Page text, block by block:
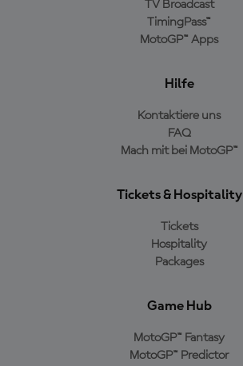
TV Broadcast
TimingPass™
MotoGP™ Apps
Hilfe
Kontaktiere uns
FAQ
Mach mit bei MotoGP™
Tickets & Hospitality
Tickets
Hospitality
Packages
Game Hub
MotoGP™ Fantasy
MotoGP™ Predictor